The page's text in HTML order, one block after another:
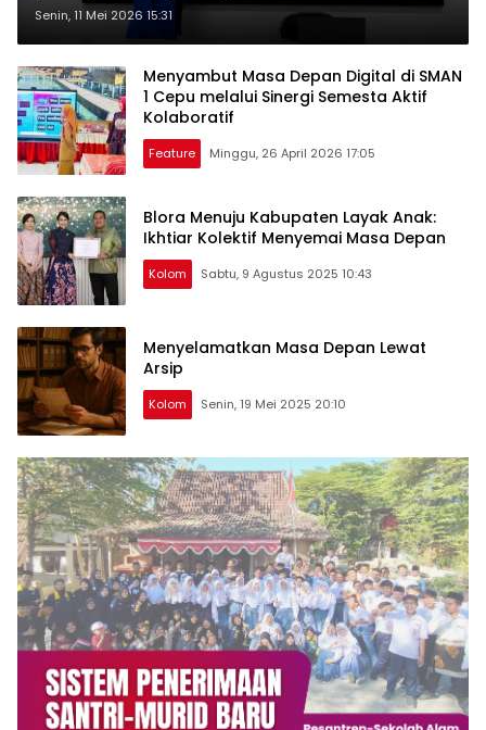
Senin, 11 Mei 2026 15:31
Menyambut Masa Depan Digital di SMAN
1 Cepu melalui Sinergi Semesta Aktif
Kolaboratif
Feature Minggu, 26 April 2026 17:05
Blora Menuju Kabupaten Layak Anak:
Ikhtiar Kolektif Menyemai Masa Depan
Kolom Sabtu, 9 Agustus 2025 10:43
Menyelamatkan Masa Depan Lewat
Arsip
Kolom Senin, 19 Mei 2025 20:10